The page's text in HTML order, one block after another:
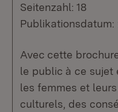
Seitenzahl: 18
Publikationsdatum:
Avec cette
le public à ce sujet
les femmes et
culturels, des